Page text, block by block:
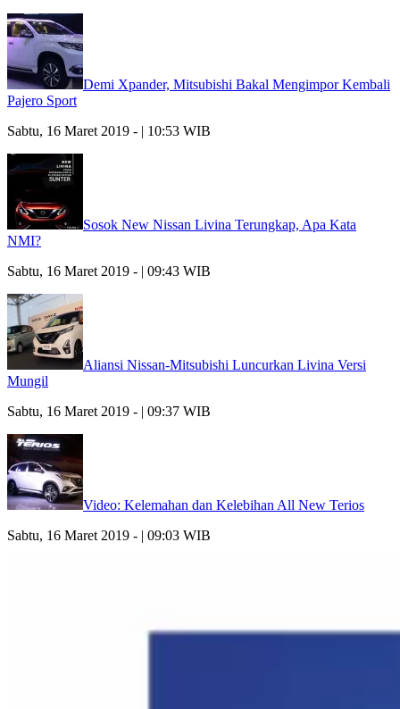
Demi Xpander, Mitsubishi Bakal Mengimpor Kembali
Pajero Sport
Sabtu, 16 Maret 2019 - | 10:53 WIB
Sosok New Nissan Livina Terungkap, Apa Kata
NMI?
Sabtu, 16 Maret 2019 - | 09:43 WIB
Aliansi Nissan-Mitsubishi Luncurkan Livina Versi
Mungil
Sabtu, 16 Maret 2019 - | 09:37 WIB
Video: Kelemahan dan Kelebihan All New Terios
Sabtu, 16 Maret 2019 - | 09:03 WIB